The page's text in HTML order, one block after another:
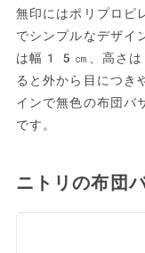
無印にはポリプロピ
でシンプルなデザイ
は幅15㎝、高さ
ると外から目につき
インで無色の布団バ
です。
ニトリの布団